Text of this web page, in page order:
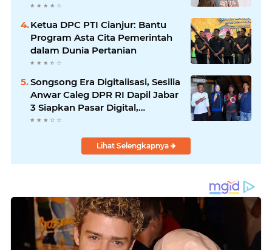
Ketua DPC PTI Cianjur: Bantu
Program Asta Cita Pemerintah
dalam Dunia Pertanian
Songsong Era Digitalisasi, Sesilia
Anwar Caleg DPR RI Dapil Jabar
3 Siapkan Pasar Digital,
Pemasaran Komoditas Petani
Lihat Selengkapnya